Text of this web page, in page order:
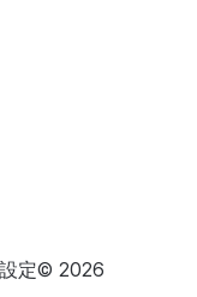
frequency object
a string
by infer_freq.
定© 2026